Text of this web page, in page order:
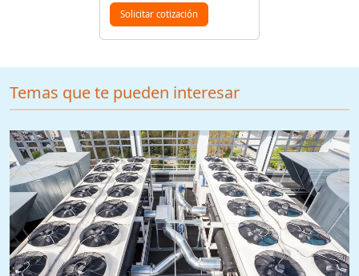
Solicitar cotización
Temas que te pueden interesar